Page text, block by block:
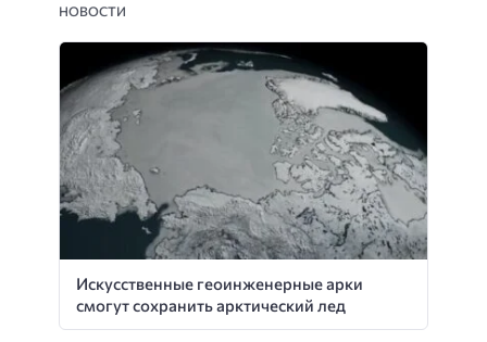
НОВОСТИ
Искусственные геоинженерные арки
смогут сохранить арктический лед